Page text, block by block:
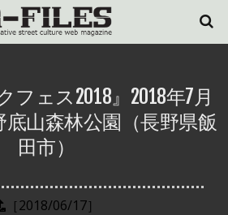
フェス2018』2018年7月
底山森林公園（長野県飯
田市）
［2018/06/17］